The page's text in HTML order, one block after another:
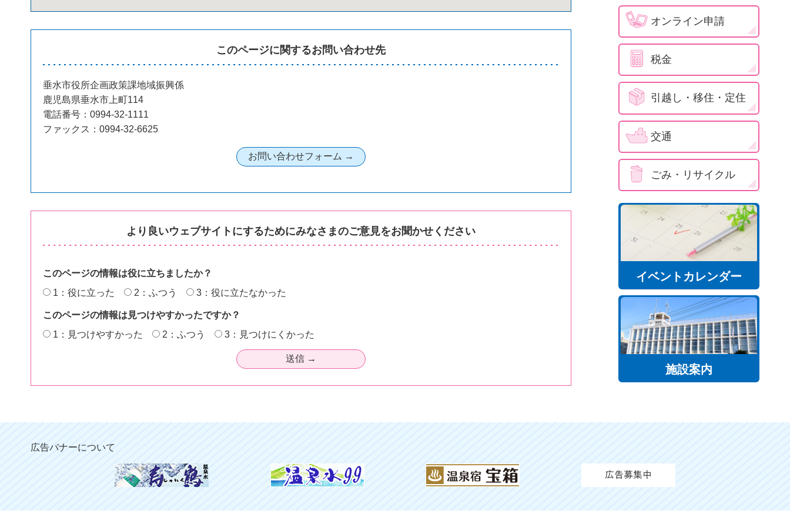
このページに関するお問い合わせ先
垂水市役所企画政策課地域振興係
鹿児島県垂水市上町114
電話番号：0994-32-1111
ファックス：0994-32-6625
より良いウェブサイトにするためにみなさまのご意見をお聞かせください
このページの情報は役に立ちましたか？
1：役に立った
2：ふつう 3：役に立たなかった
このページの情報は見つけやすかったですか？
1：見つけやすかった
2：ふつう 3：見つけにくかった
オンライン申請
税金
引越し・移住・定住
交通
ごみ・リサイクル
イベントカレンダー
施設案内
広告バナーについて